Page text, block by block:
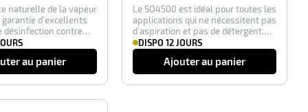
naturelle de la vapeur
d’excellents
désinfection contre
au panier
Le SO4500 est idéal pour toutes les
applications qui ne nécessitent pas
d’aspiration et pas de détergent.…
DISPO 12 JOURS
Ajouter au panier